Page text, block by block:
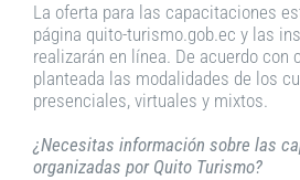
La oferta para las capacitaciones
página quito-turismo.gob.ec y las
realizarán en línea. De acuerdo con
planteada las modalidades de los
presenciales, virtuales y mixtos.
¿Necesitas información sobre las
organizadas por Quito Turismo?